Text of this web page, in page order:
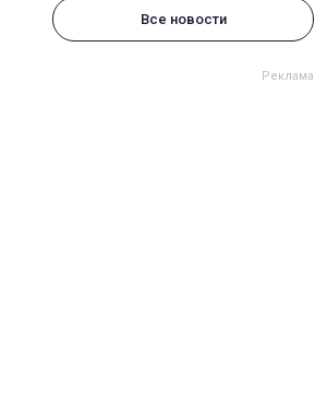
Все новости